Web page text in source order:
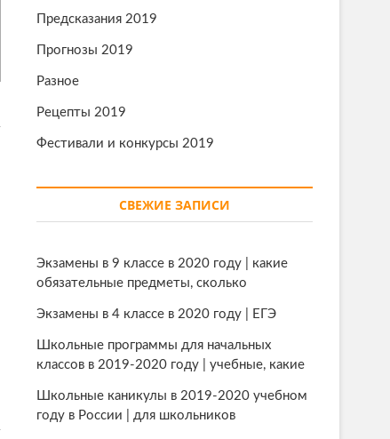
Предсказания 2019
Прогнозы 2019
Разное
Рецепты 2019
Фестивали и конкурсы 2019
СВЕЖИЕ ЗАПИСИ
Экзамены в 9 классе в 2020 году | какие
обязательные предметы, сколько
Экзамены в 4 классе в 2020 году | ЕГЭ
Школьные программы для начальных
классов в 2019-2020 году | учебные, какие
Школьные каникулы в 2019-2020 учебном
году в России | для школьников